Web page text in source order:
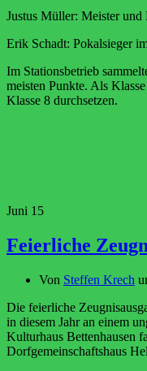
Justus Müller: Meister
Erik Schadt: Pokalsieger
Im Stationsbetrieb
meisten Punkte. Als
Klasse 8 durchsetzen.
Juni 15
Feierliche
Von Steffen Krech
Die feierliche
in diesem Jahr an einem
Kulturhaus Bettenhausen
Dorfgemeinschaftshaus